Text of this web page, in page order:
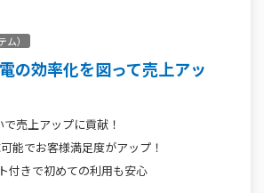
）
の効率化を図って売上アッ
売上アップに貢献！
能でお客様満足度がアップ！
付きで初めての利用も安心